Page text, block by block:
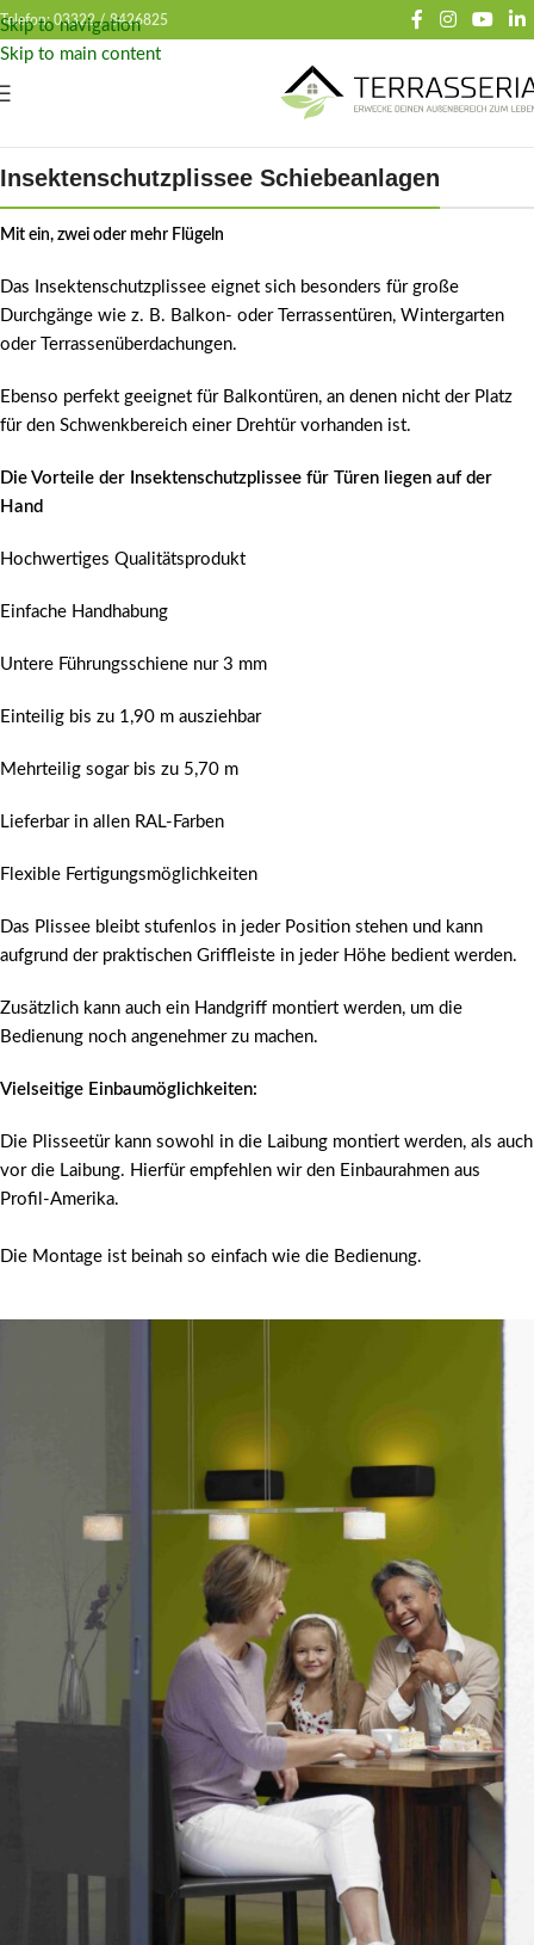
Skip to navigation
Skip to main content
Telefon: 03322 /8426825
Insektenschutzplissee Schiebeanlagen
Mit ein, zwei oder mehr ​Flügeln
Das Insektenschutzplissee eignet sich besonders für große
Durchgänge wie z. B. Balkon- oder Terrassentüren, Wintergarten
oder Terrassenüberdachungen.
Ebenso perfekt geeignet für Balkontüren, an denen nicht der Platz
für den Schwenkbereich einer Drehtür vorhanden ist.
Die Vorteile der Insektenschutzplissee für Türen liegen auf der
Hand
Hochwertiges Qualitätsprodukt
Einfache Handhabung
Untere Führungsschiene nur 3 mm
Einteilig bis zu 1,90 m ausziehbar
Mehrteilig sogar bis zu 5,70 m
Lieferbar in allen RAL-Farben
Flexible Fertigungsmöglichkeiten
Das Plissee bleibt stufenlos in jeder Position stehen und kann
aufgrund der praktischen Griffleiste in jeder Höhe bedient werden.
Zusätzlich kann auch ein Handgriff montiert werden, um die
Bedienung noch angenehmer zu machen.
Vielseitige Einbaumöglichkeiten:
Die Plisseetür kann sowohl in die Laibung montiert werden, als auch
vor die Laibung. Hierfür empfehlen wir den Einbaurahmen aus
Profil-Amerika.
Die Montage ist beinah so einfach wie die Bedienung.